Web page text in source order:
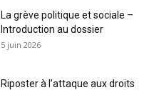
La grève politique et sociale –
Introduction au dossier
5 juin 2026
Riposter à l’attaque aux droits